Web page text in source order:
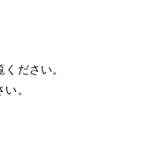
ださい。
。